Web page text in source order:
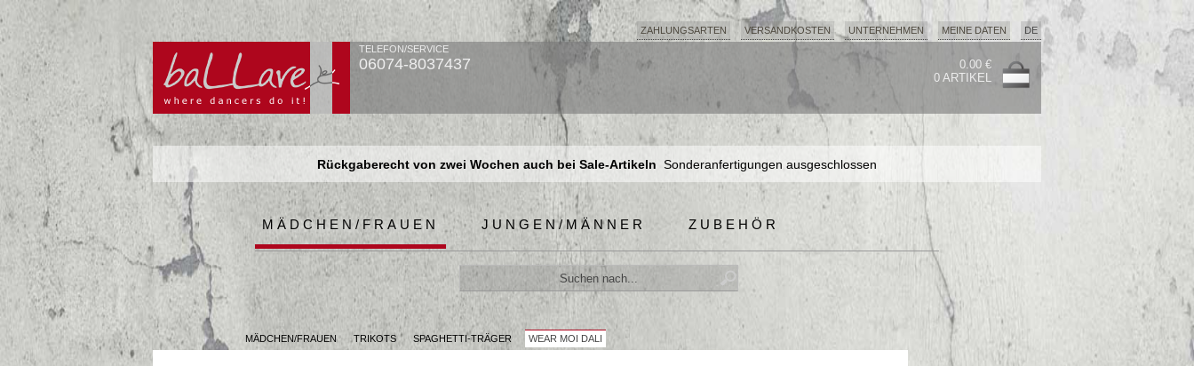
ZAHLUNGSARTEN VERSANDKOSTEN UNTERNEHMEN MEINE DATEN
DE
TELEFON/SERVICE
06074-8037437
0.00 €
0 ARTIKEL
Rückgaberecht von zwei Wochen auch bei Sale-Artikeln Sonderanfertigungen ausgeschlossen
Rückgaberecht von zwei Wochen auch bei Sale-Artikeln Sonderanfertigungen ausgeschlossen
Rückgaberecht von zwei Wochen auch bei Sale-Artikeln Sonderanfertigungen ausgeschlossen
MÄDCHEN/FRAUEN JUNGEN/MÄNNER ZUBEHÖR
MÄDCHEN/FRAUEN TRIKOTS SPAGHETTI-TRÄGER WEAR MOI DALI